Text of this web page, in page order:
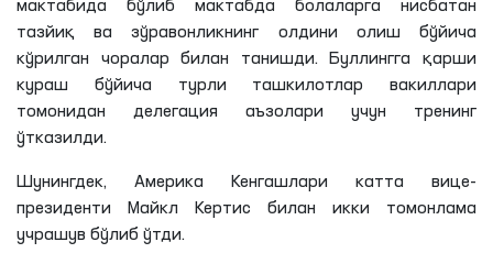
мактабида бўлиб мактабда болаларга нисбатан
тазйиқ ва зўравонликнинг олдини олиш бўйича
кўрилган чоралар билан танишди. Буллингга қарши
кураш бўйича турли ташкилотлар вакиллари
томонидан делегация аъзолари учун тренинг
ўтказилди.
Шунингдек, Америка Кенгашлари катта вице-
президенти Майкл Кертис билан икки томонлама
учрашув бўлиб ўтди.